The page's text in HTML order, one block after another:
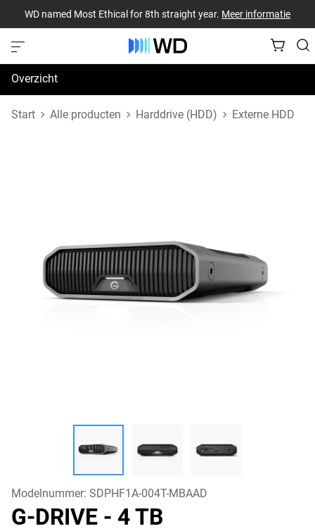
WD named Most Ethical for 8th straight year. Meer informatie
Overzicht
Specificaties
Start Alle producten Harddrive (HDD) Externe HDD
Modelnummer: SDPHF1A-004T-MBAAD
G-DRIVE - 4 TB